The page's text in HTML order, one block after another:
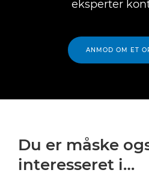
eksperter
ANMOD OM ET
Du er måske
interesseret i…